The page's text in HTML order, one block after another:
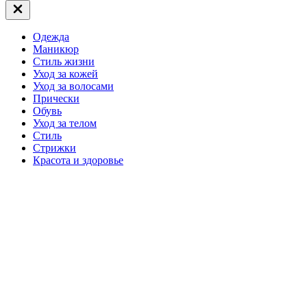
Закрыть
вне
Одежда
Маникюр
Стиль жизни
Уход за кожей
Уход за волосами
Прически
Обувь
Уход за телом
Стиль
Стрижки
Красота и здоровье